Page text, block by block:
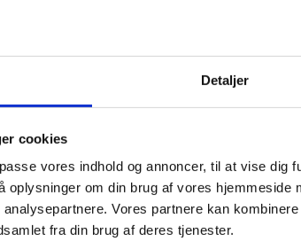
Detaljer
cookies
vores indhold og annoncer, til at vise dig
oplysninger om din brug af vores hjemmeside
Vores partnere kan
fra din brug af deres tjenester.
mindes folkedrab?
mindes man de utallige ofre, der er
verden over arbejder for at mindes ofre
navn og identitet tilbage. På den måde
udrydde en særlig gruppe af mennesker og at
af årsagerne til, at Holocaustmuseet Yad
måde at give dem deres navn tilbage. Det er